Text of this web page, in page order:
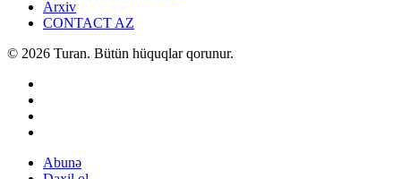
Arxiv
CONTACT AZ
© 2026 Turan. Bütün hüquqlar qorunur.
Abunə